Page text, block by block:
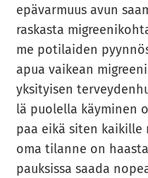
epä­var­muus avun
ras­kas­ta
me po­ti­lai­den
apua vai­kean
yk­si­tyi­sen
lä puo­lel­la käy­mi­nen
paa eikä siten
oma ti­lan­ne on
pauk­sis­sa saada